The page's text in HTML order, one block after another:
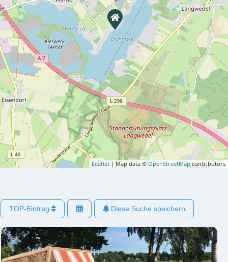
Leaflet | Map data ©OpenStreetMapcontributors
TOP-Eintrag Diese Suche speichern